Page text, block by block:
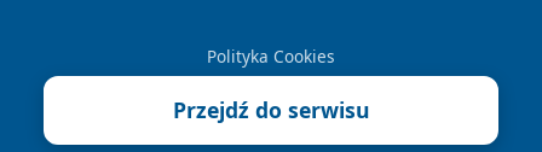
Polityka Cookies
Przejdź do serwisu